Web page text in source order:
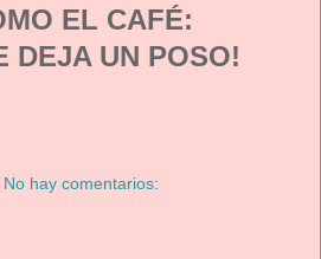
EL CAFÉ:
DEJA UN POSO!
No hay comentarios: